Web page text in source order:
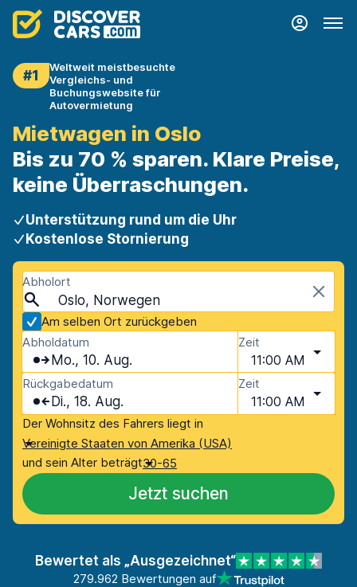
#1
Weltweit meistbesuchte
Vergleichs- und
Buchungswebsite für
Autovermietung
Mietwagen in Oslo
Bis zu 70 % sparen. Klare Preise,
keine Überraschungen.
Unterstützung rund um die Uhr
Kostenlose Stornierung
Abholort
Oslo, Norwegen
Am selben Ort zurückgeben
Abholdatum
Mo., 10. Aug.
Zeit
11:00 AM
Rückgabedatum
Di., 18. Aug.
Zeit
11:00 AM
Der Wohnsitz des Fahrers liegt in
Vereinigte Staaten von Amerika (USA)
und sein Alter beträgt30-65
Jetzt suchen
Bewertet als „Ausgezeichnet“
279.962 Bewertungen auf